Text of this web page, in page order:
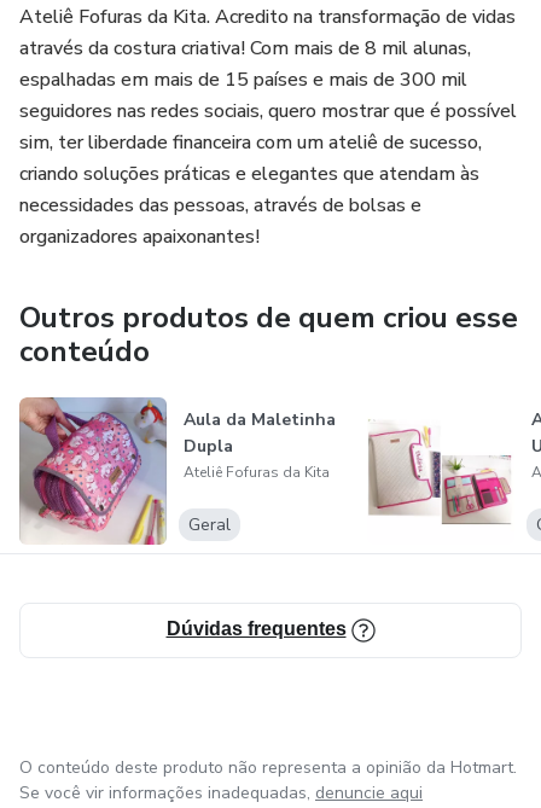
Ateliê Fofuras da Kita. Acredito na transformação de vidas
através da costura criativa! Com mais de 8 mil alunas,
espalhadas em mais de 15 países e mais de 300 mil
seguidores nas redes sociais, quero mostrar que é possível
sim, ter liberdade financeira com um ateliê de sucesso,
criando soluções práticas e elegantes que atendam às
necessidades das pessoas, através de bolsas e
organizadores apaixonantes!
Outros produtos de quem criou esse
conteúdo
Aula da Maletinha
Dupla
Ateliê Fofuras da Kita
Geral
Dúvidas frequentes
O conteúdo deste produto não representa a opinião da Hotmart.
Se você vir informações inadequadas, denuncie aqui